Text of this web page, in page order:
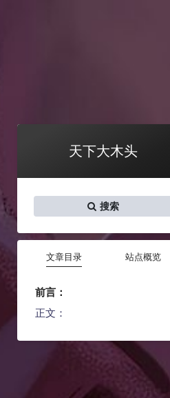
天下大木头
搜索
文章目录 站点概览
前言：
正文：